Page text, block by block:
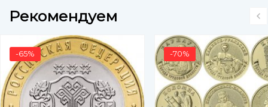
Рекомендуем
-65% -70%